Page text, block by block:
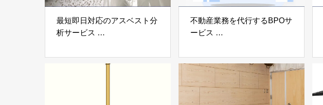
最短即日対応のアスベスト分
析サービス
株式会社べスター
不動産業務を代行するBPOサ
ービス
らぶGROUP